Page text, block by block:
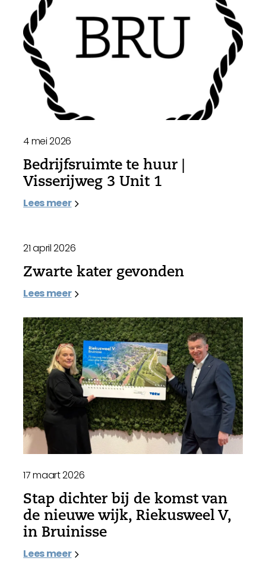
4 mei 2026
Bedrijfsruimte te huur |
Visserijweg 3 Unit 1
Lees meer
21 april 2026
Zwarte kater gevonden
Lees meer
17 maart 2026
Stap dichter bij de komst van
de nieuwe wijk, Riekusweel V,
in Bruinisse
Lees meer